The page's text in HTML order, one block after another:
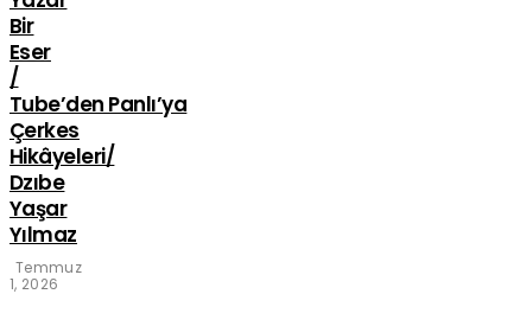
Bir
Eser
/
Tube’den Panlı’ya
Çerkes
Hikâyeleri/
Dzıbe
Yaşar
Yılmaz
Temmuz
1, 2026